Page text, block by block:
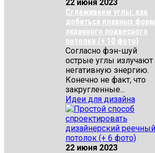
22 июня 2023
Сглаживаем углы: как
добиться плавных форм
экранного подвесного
потолка (+ 10 фото)
Согласно фэн-шуй
острые углы излучают
негативную энергию.
Конечно не факт, что
закругленные...
Идеи для дизайна
22 июня 2023